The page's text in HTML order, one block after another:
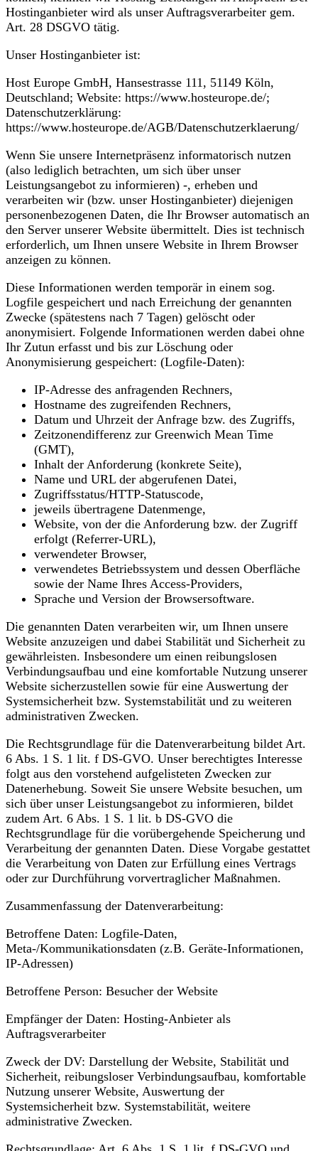
Hostinganbieter wird als unser Auftragsverarbeiter gem.
Art. 28 DSGVO tätig.
Unser Hostinganbieter ist:
Host Europe GmbH, Hansestrasse 111, 51149 Köln,
Deutschland; Website: https://www.hosteurope.de/;
Datenschutzerklärung:
https://www.hosteurope.de/AGB/Datenschutzerklaerung/
Wenn Sie unsere Internetpräsenz informatorisch nutzen
(also lediglich betrachten, um sich über unser
Leistungsangebot zu informieren) -, erheben und
verarbeiten wir (bzw. unser Hostinganbieter) diejenigen
personenbezogenen Daten, die Ihr Browser automatisch an
den Server unserer Website übermittelt. Dies ist technisch
erforderlich, um Ihnen unsere Website in Ihrem Browser
anzeigen zu können.
Diese Informationen werden temporär in einem sog.
Logfile gespeichert und nach Erreichung der genannten
Zwecke (spätestens nach 7 Tagen) gelöscht oder
anonymisiert. Folgende Informationen werden dabei ohne
Ihr Zutun erfasst und bis zur Löschung oder
Anonymisierung gespeichert: (Logfile-Daten):
IP-Adresse des anfragenden Rechners,
Hostname des zugreifenden Rechners,
Datum und Uhrzeit der Anfrage bzw. des Zugriffs,
Zeitzonendifferenz zur Greenwich Mean Time
(GMT),
Inhalt der Anforderung (konkrete Seite),
Name und URL der abgerufenen Datei,
Zugriffsstatus/HTTP-Statuscode,
jeweils übertragene Datenmenge,
Website, von der die Anforderung bzw. der Zugriff
erfolgt (Referrer-URL),
verwendeter Browser,
verwendetes Betriebssystem und dessen Oberfläche
sowie der Name Ihres Access-Providers,
Sprache und Version der Browsersoftware.
Die genannten Daten verarbeiten wir, um Ihnen unsere
Website anzuzeigen und dabei Stabilität und Sicherheit zu
gewährleisten. Insbesondere um einen reibungslosen
Verbindungsaufbau und eine komfortable Nutzung unserer
Website sicherzustellen sowie für eine Auswertung der
Systemsicherheit bzw. Systemstabilität und zu weiteren
administrativen Zwecken.
Die Rechtsgrundlage für die Datenverarbeitung bildet Art.
6 Abs. 1 S. 1 lit. f DS-GVO. Unser berechtigtes Interesse
folgt aus den vorstehend aufgelisteten Zwecken zur
Datenerhebung. Soweit Sie unsere Website besuchen, um
sich über unser Leistungsangebot zu informieren, bildet
zudem Art. 6 Abs. 1 S. 1 lit. b DS-GVO die
Rechtsgrundlage für die vorübergehende Speicherung und
Verarbeitung der genannten Daten. Diese Vorgabe gestattet
die Verarbeitung von Daten zur Erfüllung eines Vertrags
oder zur Durchführung vorvertraglicher Maßnahmen.
Zusammenfassung der Datenverarbeitung:
Betroffene Daten: Logfile-Daten,
Meta-/Kommunikationsdaten (z.B. Geräte-Informationen,
IP-Adressen)
Betroffene Person: Besucher der Website
Empfänger der Daten: Hosting-Anbieter als
Auftragsverarbeiter
Zweck der DV: Darstellung der Website, Stabilität und
Sicherheit, reibungsloser Verbindungsaufbau, komfortable
Nutzung unserer Website, Auswertung der
Systemsicherheit bzw. Systemstabilität, weitere
administrative Zwecken.